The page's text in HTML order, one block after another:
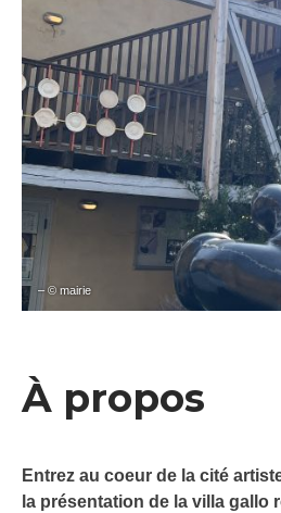
– © mairie
À propos
Entrez au coeur de la cité
la présentation de la villa gallo